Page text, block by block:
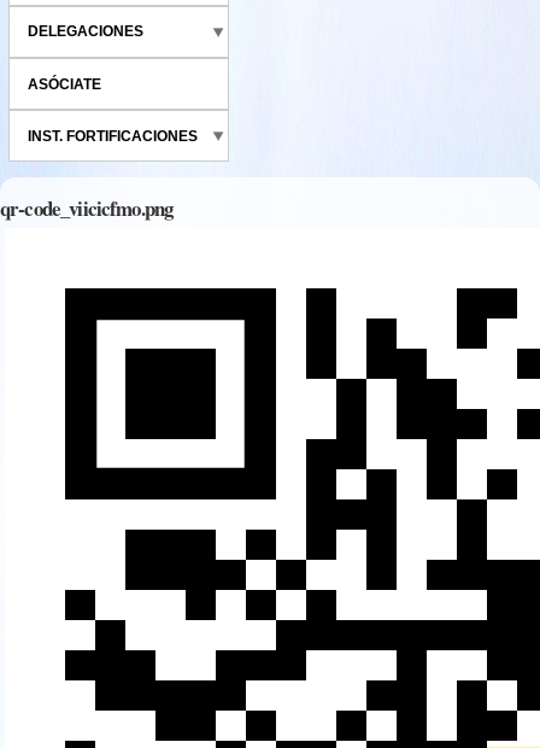
DELEGACIONES
ASÓCIATE
INST. FORTIFICACIONES
qr-code_viicicfmo.png